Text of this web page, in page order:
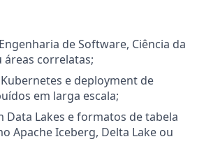
de Software, Ciência da
áreas correlatas;
e deployment de
em larga escala;
Data Lakes e formatos de tabela
Apache Iceberg, Delta Lake ou